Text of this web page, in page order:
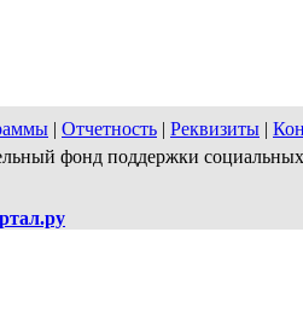
| Отчетность | Реквизиты |
фонд поддержки